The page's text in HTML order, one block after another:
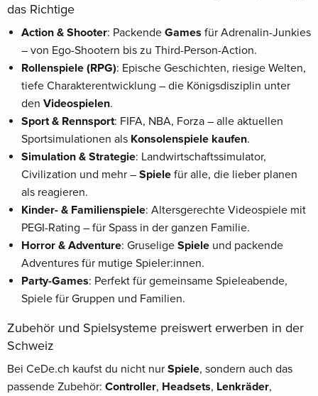
das Richtige
Action & Shooter: Packende Games für Adrenalin-Junkies
– von Ego-Shootern bis zu Third-Person-Action.
Rollenspiele (RPG): Epische Geschichten, riesige Welten,
tiefe Charakterentwicklung – die Königsdisziplin unter
den Videospielen.
Sport & Rennsport: FIFA, NBA, Forza – alle aktuellen
Sportsimulationen als Konsolenspiele kaufen.
Simulation & Strategie: Landwirtschaftssimulator,
Civilization und mehr – Spiele für alle, die lieber planen
als reagieren.
Kinder- & Familienspiele: Altersgerechte Videospiele mit
PEGI-Rating – für Spass in der ganzen Familie.
Horror & Adventure: Gruselige Spiele und packende
Adventures für mutige Spieler:innen.
Party-Games: Perfekt für gemeinsame Spieleabende,
Spiele für Gruppen und Familien.
Zubehör und Spielsysteme preiswert erwerben in der
Schweiz
Bei CeDe.ch kaufst du nicht nur Spiele, sondern auch das
passende Zubehör: Controller, Headsets, Lenkräder,